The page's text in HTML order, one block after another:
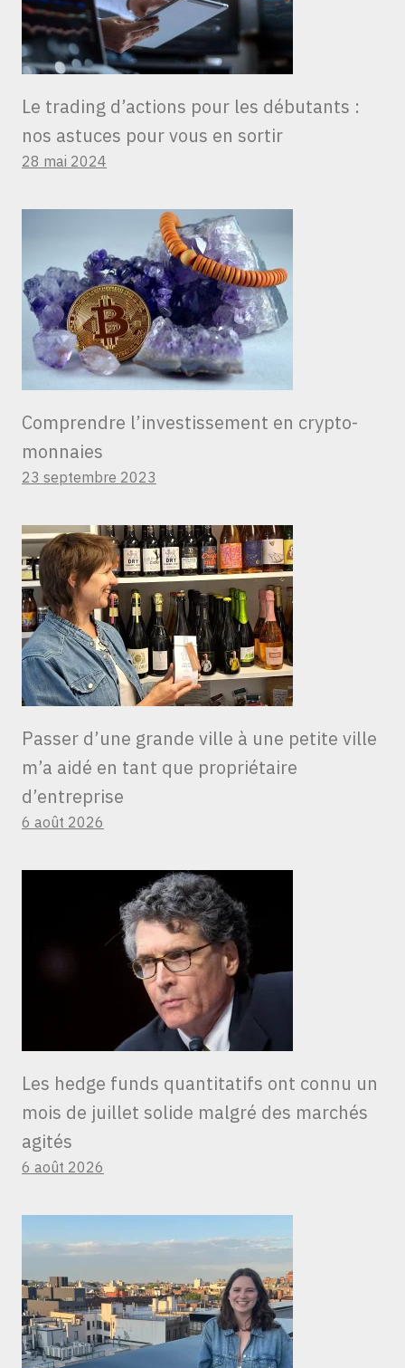
Le trading d’actions pour les débutants :
nos astuces pour vous en sortir
28 mai 2024
Comprendre l’investissement en crypto-
monnaies
23 septembre 2023
Passer d’une grande ville à une petite ville
m’a aidé en tant que propriétaire
d’entreprise
6 août 2026
Les hedge funds quantitatifs ont connu un
mois de juillet solide malgré des marchés
agités
6 août 2026